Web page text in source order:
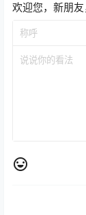
欢迎您，新朋友